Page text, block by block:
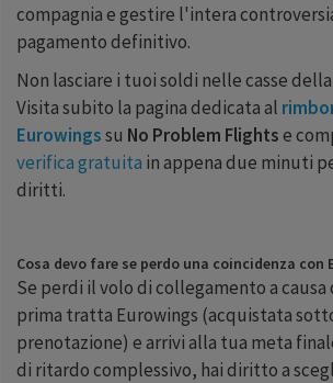
compagnia e gestire l'intera
pagamento definitivo.
Non lasciare i tuoi soldi nelle casse
Visita subito la pagina dedicata al
Eurowingssu No Problem Flightse
verifica gratuita in appena due minuti
diritti.
Cosa devo fare se perdo una coincidenza con
Se perdi il volo di collegamento a
prima tratta Eurowings (acquistata
prenotazione) e arrivi alla tua meta
di ritardo complessivo, hai diritto a